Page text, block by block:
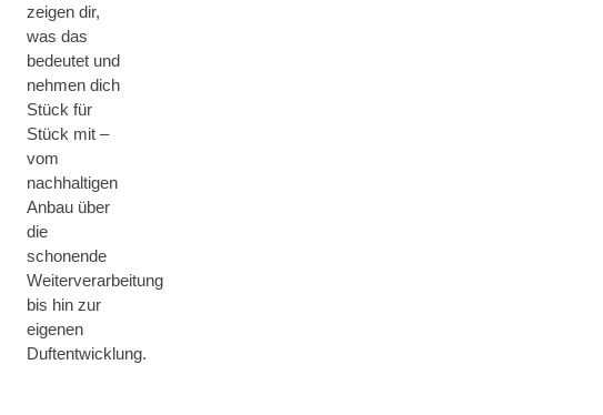
zeigen dir,
was das
bedeutet und
nehmen dich
Stück für
Stück mit –
vom
nachhaltigen
Anbau über
die
schonende
Weiterverarbeitung
bis hin zur
eigenen
Duftentwicklung.